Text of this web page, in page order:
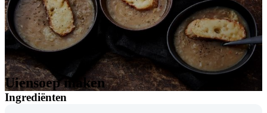
Uiensoep maken
Ingrediënten